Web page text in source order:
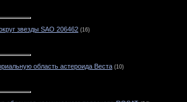
звезды SAO 206462 (16)
область астероида Веста (10)